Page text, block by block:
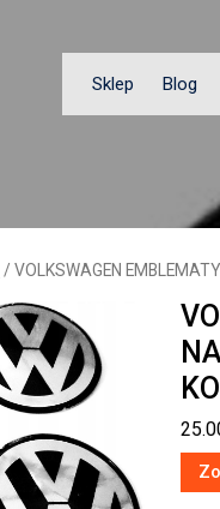
Sklep
Blog
/ VOLKSWAGEN